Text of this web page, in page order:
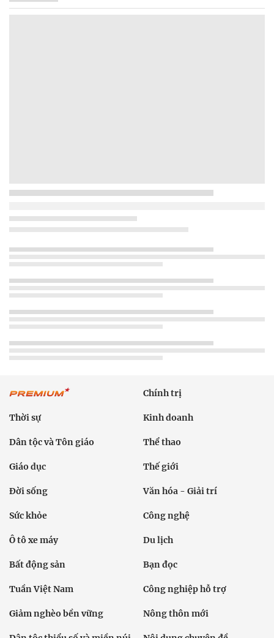
Chính trị
Thời sự Kinh doanh
Dân tộc và Tôn giáo Thể thao
Giáo dục Thế giới
Đời sống Văn hóa - Giải trí
Sức khỏe Công nghệ
Ô tô xe máy Du lịch
Bất động sản Bạn đọc
Tuần Việt Nam Công nghiệp hỗ trợ
Giảm nghèo bền vững Nông thôn mới